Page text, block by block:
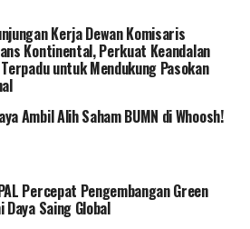
Kerja Dewan Komisaris
Kontinental, Perkuat Keandalan
untuk Mendukung Pasokan
Ambil Alih Saham BUMN di Whoosh!
Percepat Pengembangan Green
Saing Global